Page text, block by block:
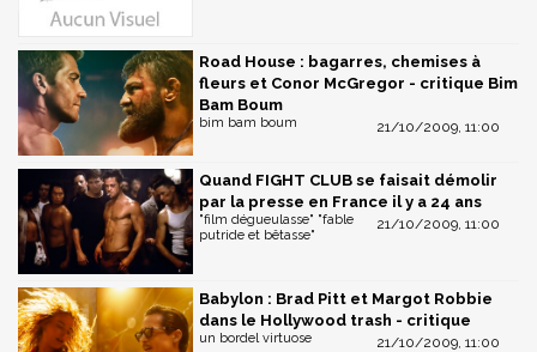
Road House : bagarres, chemises à
fleurs et Conor McGregor - critique Bim
Bam Boum
21/10/2009, 11:00
bim bam boum
Quand FIGHT CLUB se faisait démolir
par la presse en France il y a 24 ans
21/10/2009, 11:00
"film dégueulasse" "fable
putride et bêtasse"
Babylon : Brad Pitt et Margot Robbie
dans le Hollywood trash - critique
21/10/2009, 11:00
un bordel virtuose